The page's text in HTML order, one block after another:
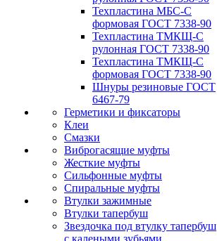
Техпластина МБС-С
формовая ГОСТ 7338-90
Техпластина ТМКЩ-С
рулонная ГОСТ 7338-90
Техпластина ТМКЩ-С
формовая ГОСТ 7338-90
Шнуры резиновые ГОСТ
6467-79
Герметики и фиксаторы
Клеи
Смазки
Виброгасящие муфты
Жесткие муфты
Сильфонные муфты
Спиральные муфты
Втулки зажимные
Втулки тапербуш
Звездочка под втулку тапербуш
c калеными зубьями